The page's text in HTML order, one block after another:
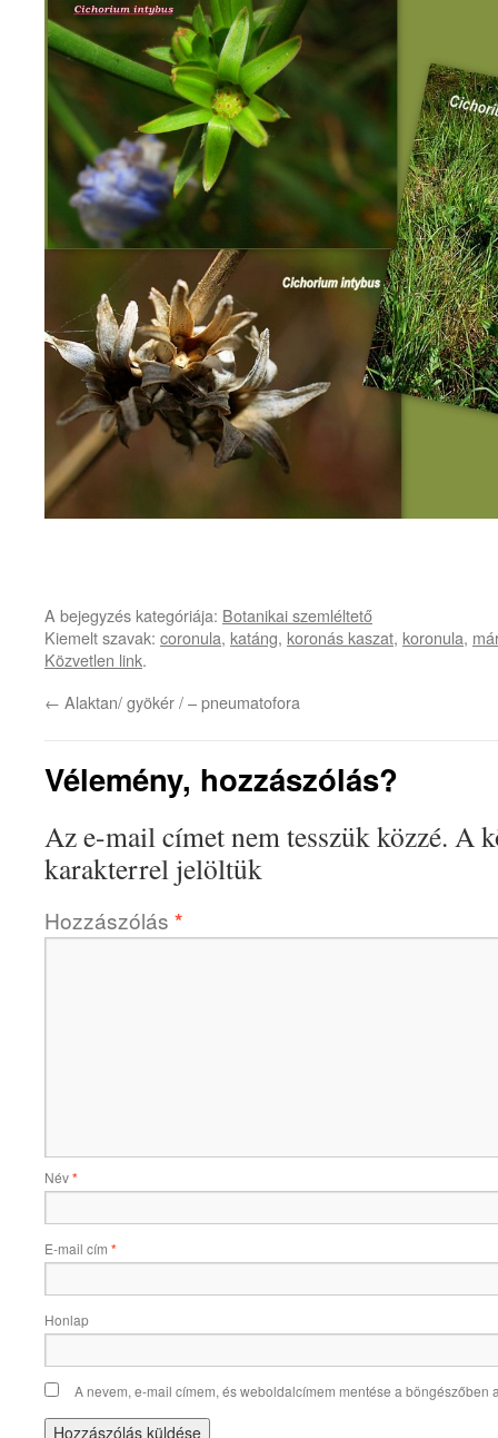
A bejegyzés kategóriája: Botanikai szemléltető
Kiemelt szavak: coronula, katáng, koronás kaszat, koronula,
Közvetlen link.
← Alaktan/ gyökér / – pneumatofora
Vélemény, hozzászólás?
Az e-mail címet nem tesszük közzé. A
karakterrel jelöltük
Hozzászólás *
Név*
E-mail cím *
Honlap
A nevem, e-mail címem, és weboldalcímem mentése a böngészőben